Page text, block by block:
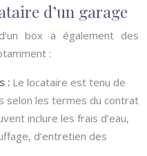
d’un garage
box a également des
:
: Le locataire est tenu de
selon les termes du contrat
inclure les frais d’eau,
d’entretien des